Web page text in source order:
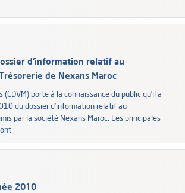
d'information relatif au
de Nexans Maroc
porte à la connaissance du public qu’il a
du dossier d’information relatif au
par la société Nexans Maroc. Les principales
:
2010